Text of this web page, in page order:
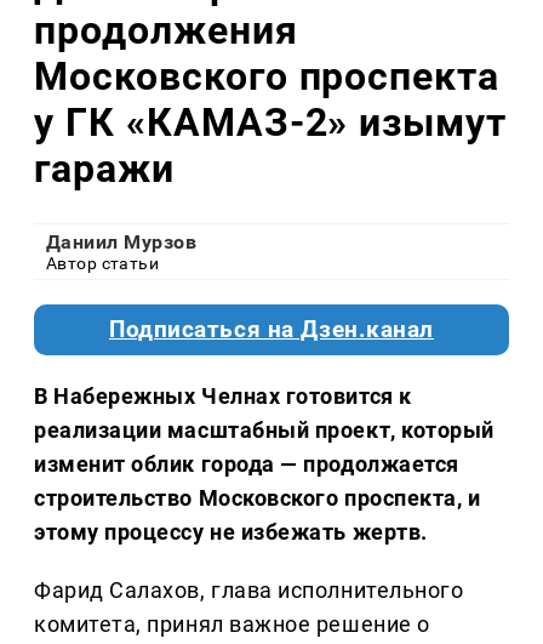
продолжения
Московского проспекта
у ГК «КАМАЗ-2» изымут
гаражи
Даниил Мурзов
Автор статьи
Подписаться на Дзен.канал
В Набережных Челнах готовится к
реализации масштабный проект, который
изменит облик города — продолжается
строительство Московского проспекта, и
этому процессу не избежать жертв.
Фарид Салахов, глава исполнительного
комитета, принял важное решение о